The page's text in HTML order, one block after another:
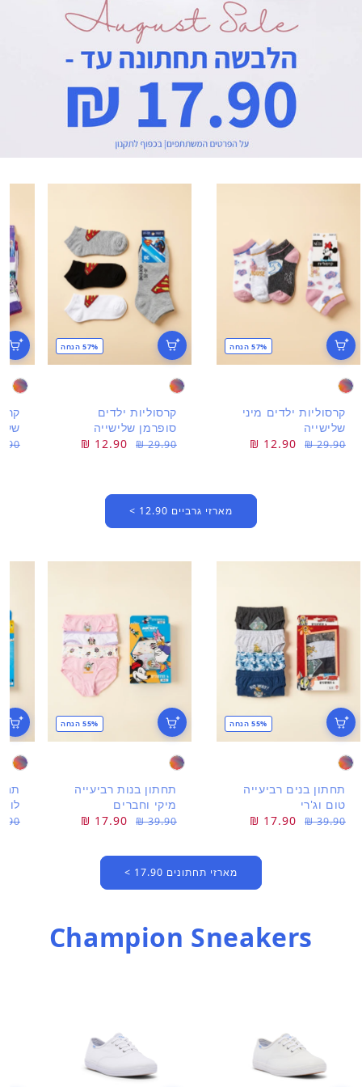
57% הנחה
קרסוליות ילדים מיני
שלישייה
מחיר
29.90 ₪
מחיר
12.90 ₪
57% הנחה
קרסוליות ילדים
סופרמן שלישייה
מחיר
29.90 ₪
מחיר
12.90 ₪
₪
מארזי גרביים 12.90 >
55% הנחה
תחתון בנים רביעייה
טום וג'רי
מחיר
39.90 ₪
מחיר
17.90 ₪
55% הנחה
תחתון בנות רביעייה
מיקי וחברים
מחיר
39.90 ₪
מחיר
17.90 ₪
₪
מארזי תחתונים 17.90 >
Champion Sneakers